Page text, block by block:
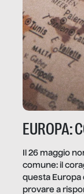
EUROPA:
Il 26 maggio
comune: il
questa Europa
provare a